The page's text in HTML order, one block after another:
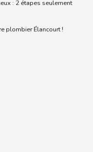
: 2 étapes seulement
plombier Élancourt !